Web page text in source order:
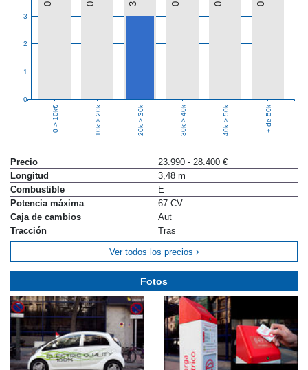
0
1
2
3
0 0 3 0 0 0
0 > 10k€ 10k > 20k 20k > 30k 30k > 40k 40k > 50k + de 50k
Precio
23.990 - 28.400 €
Longitud
3,48 m
Combustible
E
Potencia máxima
67 CV
Caja de cambios
Aut
Tracción
Tras
Ver todos los precios
Fotos